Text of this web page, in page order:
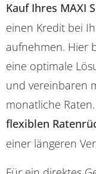
Kauf Ihres MAXI
einen Kredit bei
aufnehmen. Hier
eine optimale
und vereinbaren
monatliche
flexiblen
einer längeren